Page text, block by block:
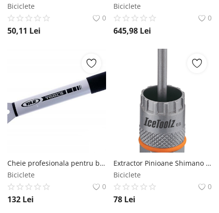
Biciclete
0
50,11 Lei
Biciclete
0
645,98 Lei
Cheie profesionala pentru butuc pedalier Hollowtech II Vartools
Biciclete
0
132 Lei
Extractor Pinioane Shimano casetat center lock cu ax IceToolz
Biciclete
0
78 Lei